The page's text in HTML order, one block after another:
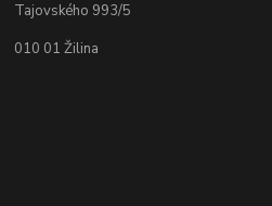
Tajovského 993/5
010 01 Žilina